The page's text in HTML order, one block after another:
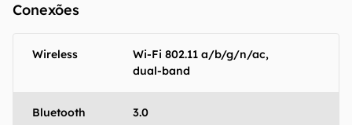
Conexões
Wireless
Wi-Fi 802.11 a/b/g/n/ac,
dual-band
Bluetooth 3.0